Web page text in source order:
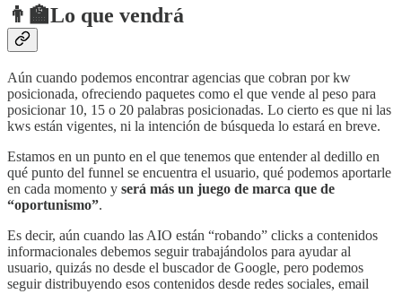
👨‍🏫Lo que vendrá
Aún cuando podemos encontrar agencias que cobran por kw
posicionada, ofreciendo paquetes como el que vende al peso para
posicionar 10, 15 o 20 palabras posicionadas. Lo cierto es que ni las
kws están vigentes, ni la intención de búsqueda lo estará en breve.
Estamos en un punto en el que tenemos que entender al dedillo en
qué punto del funnel se encuentra el usuario, qué podemos aportarle
en cada momento y será más un juego de marca que de
“oportunismo”.
Es decir, aún cuando las AIO están “robando” clicks a contenidos
informacionales debemos seguir trabajándolos para ayudar al
usuario, quizás no desde el buscador de Google, pero podemos
seguir distribuyendo esos contenidos desde redes sociales, email